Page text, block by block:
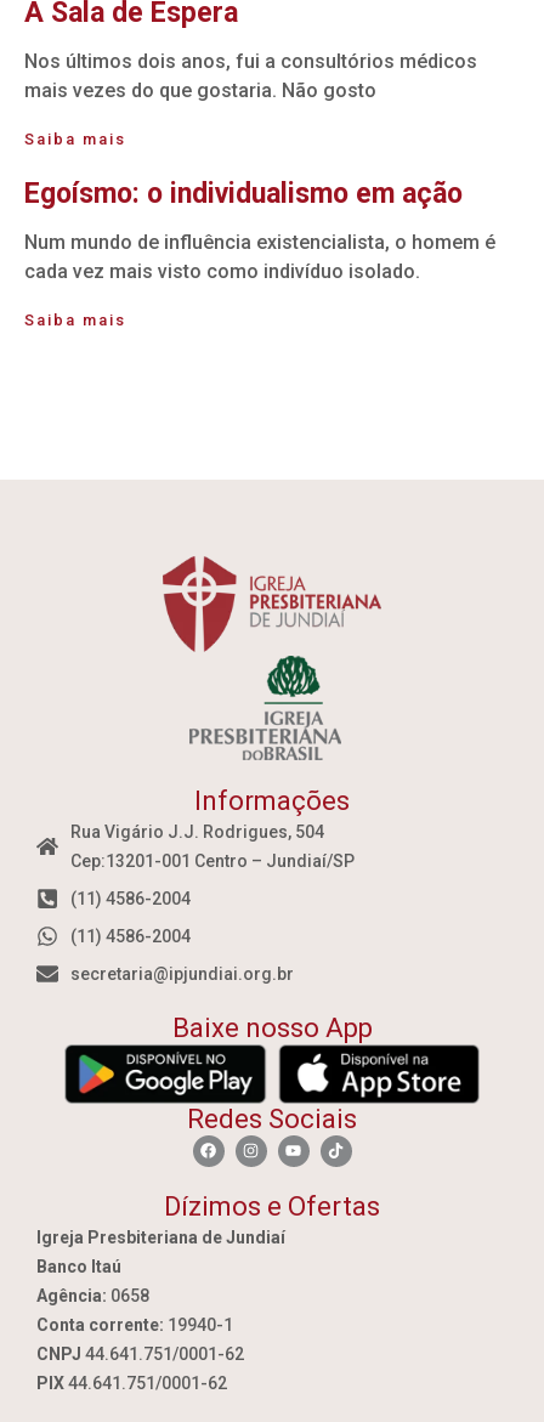
A Sala de Espera
Nos últimos dois anos, fui a consultórios médicos
mais vezes do que gostaria. Não gosto
Saiba mais
Egoísmo: o individualismo em ação
Num mundo de influência existencialista, o homem é
cada vez mais visto como indivíduo isolado.
Saiba mais
Informações
Rua Vigário J.J. Rodrigues, 504
Cep:13201-001 Centro – Jundiaí/SP
(11) 4586-2004
(11) 4586-2004
secretaria@ipjundiai.org.br
Baixe nosso App
Redes Sociais
Dízimos e Ofertas
Igreja Presbiteriana de Jundiaí
Banco Itaú
Agência: 0658
Conta corrente: 19940-1
CNPJ 44.641.751/0001-62
PIX44.641.751/0001-62